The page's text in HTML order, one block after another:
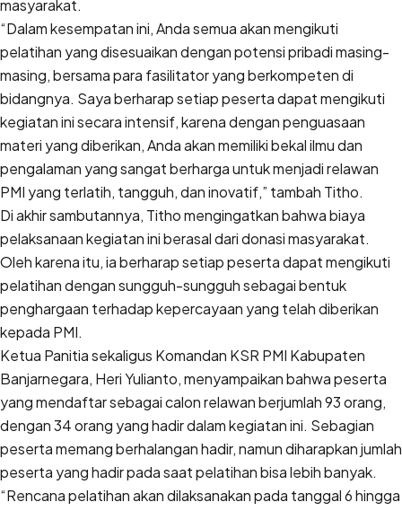
masyarakat.
“Dalam kesempatan ini, Anda semua akan mengikuti
pelatihan yang disesuaikan dengan potensi pribadi masing-
masing, bersama para fasilitator yang berkompeten di
bidangnya. Saya berharap setiap peserta dapat mengikuti
kegiatan ini secara intensif, karena dengan penguasaan
materi yang diberikan, Anda akan memiliki bekal ilmu dan
pengalaman yang sangat berharga untuk menjadi relawan
PMI yang terlatih, tangguh, dan inovatif,” tambah Titho.
Di akhir sambutannya, Titho mengingatkan bahwa biaya
pelaksanaan kegiatan ini berasal dari donasi masyarakat.
Oleh karena itu, ia berharap setiap peserta dapat mengikuti
pelatihan dengan sungguh-sungguh sebagai bentuk
penghargaan terhadap kepercayaan yang telah diberikan
kepada PMI.
Ketua Panitia sekaligus Komandan KSR PMI Kabupaten
Banjarnegara, Heri Yulianto, menyampaikan bahwa peserta
yang mendaftar sebagai calon relawan berjumlah 93 orang,
dengan 34 orang yang hadir dalam kegiatan ini. Sebagian
peserta memang berhalangan hadir, namun diharapkan jumlah
peserta yang hadir pada saat pelatihan bisa lebih banyak.
“Rencana pelatihan akan dilaksanakan pada tanggal 6 hingga